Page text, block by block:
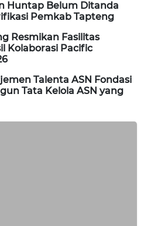
Huntap Belum Ditanda
Pemkab Tapteng
Resmikan Fasilitas
Kolaborasi Pacific
Talenta ASN Fondasi
Tata Kelola ASN yang